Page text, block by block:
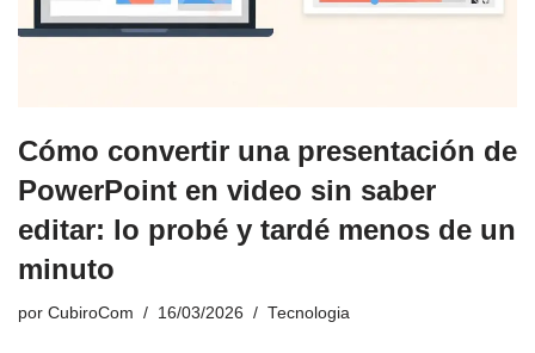
Cómo convertir una presentación de
PowerPoint en video sin saber
editar: lo probé y tardé menos de un
minuto
por CubiroCom 16/03/2026 Tecnologia